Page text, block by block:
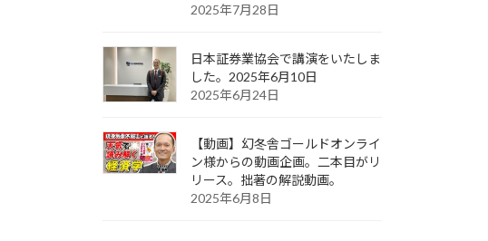
2025年7月28日
日本証券業協会で講演をいたしま
した。2025年6月10日
2025年6月24日
【動画】幻冬舎ゴールドオンライ
ン様からの動画企画。二本目がリ
リース。拙著の解説動画。
2025年6月8日